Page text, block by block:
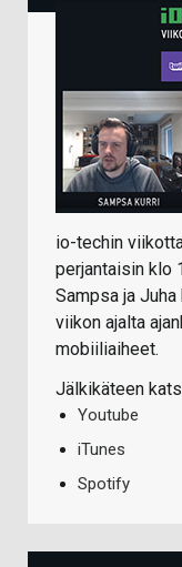
io-techin
perjantaisin klo
Sampsa ja
viikon ajalta
mobiiliaiheet.
Jälkikäteen
Youtube
iTunes
Spotify